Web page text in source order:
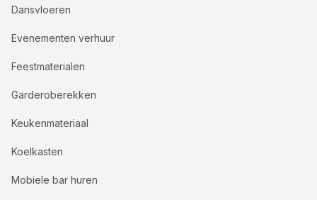
Dansvloeren
Evenementen verhuur
Feestmaterialen
Garderoberekken
Keukenmateriaal
Koelkasten
Mobiele bar huren